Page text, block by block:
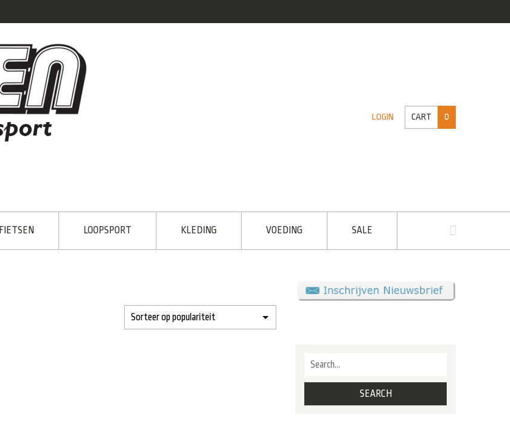
LOGIN CART 0
FIETSEN LOOPSPORT KLEDING VOEDING SALE